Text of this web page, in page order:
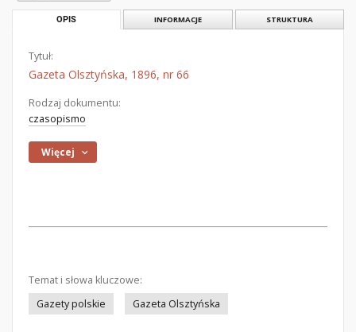
OPIS INFORMACJE STRUKTURA
Tytuł:
Gazeta Olsztyńska, 1896, nr 66
Rodzaj dokumentu:
czasopismo
Więcej
Temat i słowa kluczowe:
Gazety polskie
Gazeta Olsztyńska